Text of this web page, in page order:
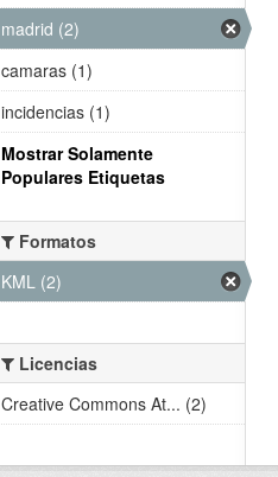
madrid (2)
camaras (1)
incidencias (1)
Mostrar Solamente
Populares Etiquetas
Formatos
KML (2)
Licencias
Creative Commons At... (2)